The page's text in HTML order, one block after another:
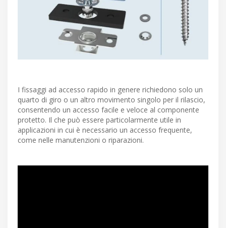
I fissaggi ad accesso rapido in genere richiedono solo un
quarto di giro o un altro movimento singolo per il rilascio,
consentendo un accesso facile e veloce al componente
protetto. Il che può essere particolarmente utile in
applicazioni in cui è necessario un accesso frequente,
come nelle manutenzioni o riparazioni.